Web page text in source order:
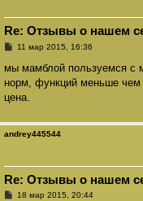
Re: Отзывы о нашем
С
о
щ
е
е
11 мар 2015, 16:36
мы мамблой пользуемся с
норм, функций меньше чем
цена.
andrey445544
Re: Отзывы о нашем
С18 мар 2015, 20:44